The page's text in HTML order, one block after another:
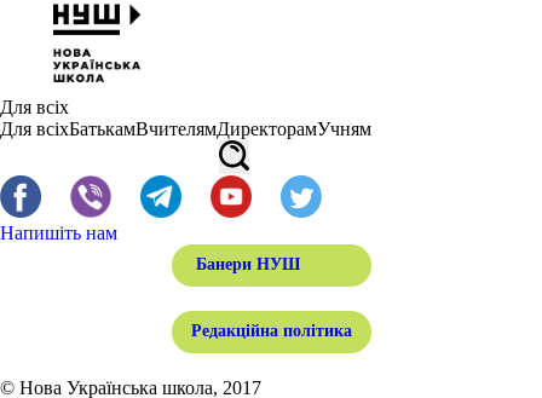
Для всіх
Для всіхБатькамВчителямДиректорамУчням
Напишіть нам
Банери НУШ
Редакційна політика
© Нова Українська школа, 2017